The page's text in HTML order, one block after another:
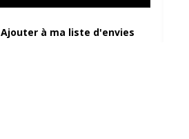
Ajouter à ma liste d'envies